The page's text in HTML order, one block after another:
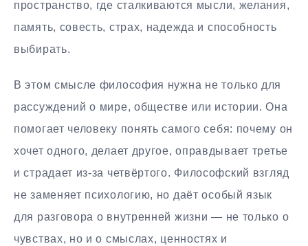
пространство, где сталкиваются мысли, желания,
память, совесть, страх, надежда и способность
выбирать.
В этом смысле философия нужна не только для
рассуждений о мире, обществе или истории. Она
помогает человеку понять самого себя: почему он
хочет одного, делает другое, оправдывает третье
и страдает из-за четвёртого. Философский взгляд
не заменяет психологию, но даёт особый язык
для разговора о внутренней жизни — не только о
чувствах, но и о смыслах, ценностях и